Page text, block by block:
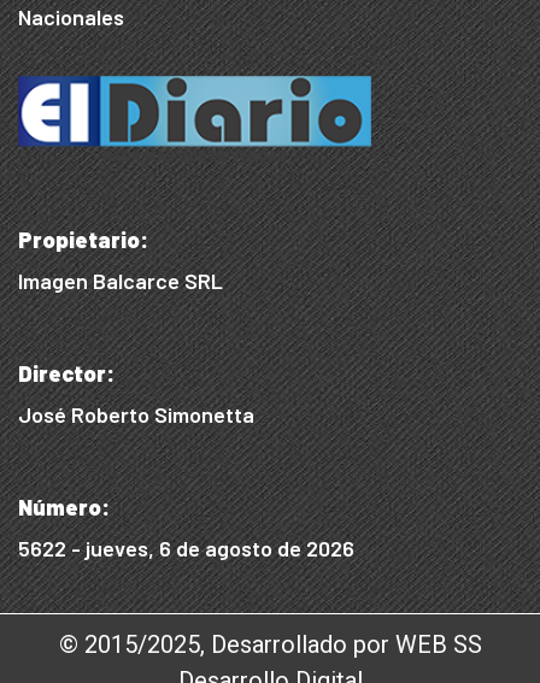
Nacionales
Propietario:
Imagen Balcarce SRL
Director:
José Roberto Simonetta
Número:
5622 - jueves, 6 de agosto de 2026
© 2015/2025, Desarrollado por WEB SS